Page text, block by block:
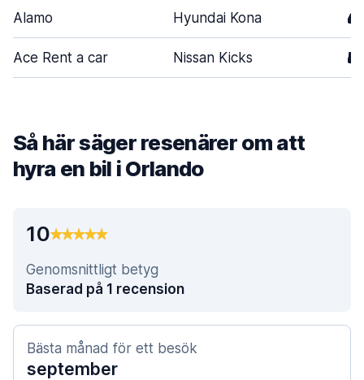
Alamo Hyundai Kona 4
Ace Rent a car Nissan Kicks 5
Så här säger resenärer om att
hyra en bil i Orlando
10
Genomsnittligt betyg
Baserad på 1 recension
Bästa månad för ett besök
september